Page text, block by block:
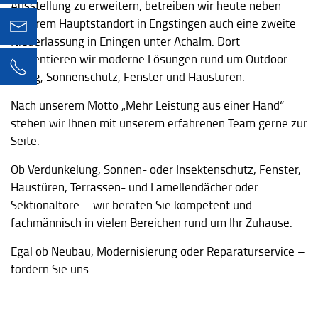
Ausstellung zu erweitern, betreiben wir heute neben
unserem Hauptstandort in Engstingen auch eine zweite
Niederlassung in Eningen unter Achalm. Dort
präsentieren wir moderne Lösungen rund um Outdoor
Living, Sonnenschutz, Fenster und Haustüren.
Nach unserem Motto „Mehr Leistung aus einer Hand“
stehen wir Ihnen mit unserem erfahrenen Team gerne zur
Seite.
Ob Verdunkelung, Sonnen- oder Insektenschutz, Fenster,
Haustüren, Terrassen- und Lamellendächer oder
Sektionaltore – wir beraten Sie kompetent und
fachmännisch in vielen Bereichen rund um Ihr Zuhause.
Egal ob Neubau, Modernisierung oder Reparaturservice –
fordern Sie uns.
info@hummel-engstingen.de
07129 92860-0